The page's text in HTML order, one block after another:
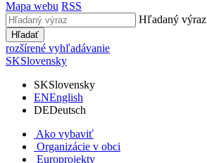
Mapa webu RSS
Hľadaný výraz
Hľadať
rozšírené vyhľadávanie
SKSlovensky
SKSlovensky
ENEnglish
DEDeutsch
Ako vybaviť
Organizácie v obci
Europrojekty